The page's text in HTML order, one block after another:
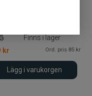
Finns i lager
kr Ord. pris 85 kr
Lägg i varukorgen